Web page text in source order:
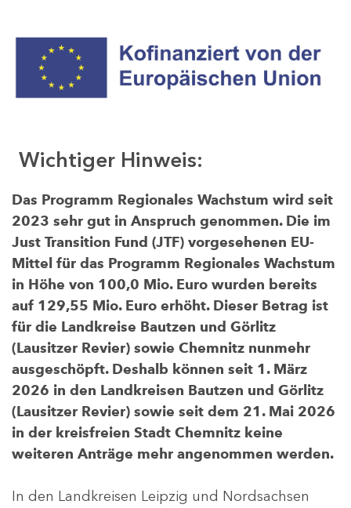
Wichtiger Hinweis:
Das Programm Regionales Wachstum wird seit
2023 sehr gut in Anspruch genommen. Die im
Just Transition Fund (JTF) vorgesehenen EU-
Mittel für das Programm Regionales Wachstum
in Höhe von 100,0 Mio. Euro wurden bereits
auf 129,55 Mio. Euro erhöht. Dieser Betrag ist
für die Landkreise Bautzen und Görlitz
(Lausitzer Revier) sowie Chemnitz nunmehr
ausgeschöpft. Deshalb können seit 1. März
2026 in den Landkreisen Bautzen und Görlitz
(Lausitzer Revier) sowie seit dem 21. Mai 2026
in der kreisfreien Stadt Chemnitz keine
weiteren Anträge mehr angenommen werden.
In den Landkreisen Leipzig und Nordsachsen